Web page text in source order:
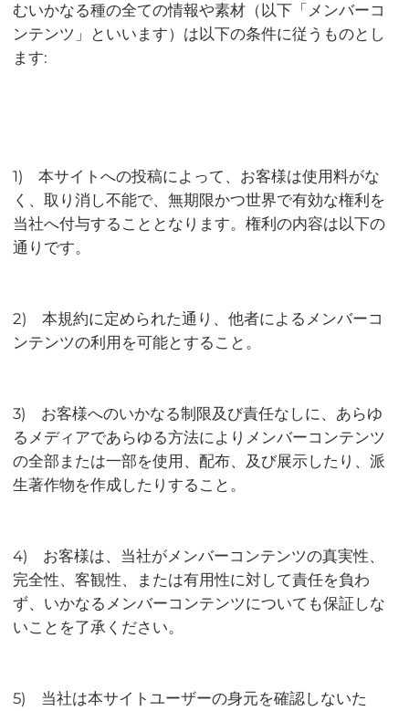
むいかなる種の全ての情報や素材（以下「メンバーコ
ンテンツ」といいます）は以下の条件に従うものとし
ます:
1) 本サイトへの投稿によって、お客様は使用料がな
く、取り消し不能で、無期限かつ世界で有効な権利を
当社へ付与することとなります。権利の内容は以下の
通りです。
2) 本規約に定められた通り、他者によるメンバーコ
ンテンツの利用を可能とすること。
3) お客様へのいかなる制限及び責任なしに、あらゆ
るメディアであらゆる方法によりメンバーコンテンツ
の全部または一部を使用、配布、及び展示したり、派
生著作物を作成したりすること。
4) お客様は、当社がメンバーコンテンツの真実性、
完全性、客観性、または有用性に対して責任を負わ
ず、いかなるメンバーコンテンツについても保証しな
いことを了承ください。
5) 当社は本サイトユーザーの身元を確認しないた